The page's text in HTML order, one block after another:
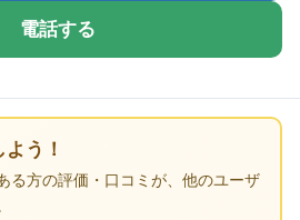
電話する
う！
る方の評価・口コミが、他のユーザ